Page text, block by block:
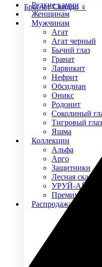
Редкие камни
Женщинам
Мужчинам
Агат
Агат черный
Бычий глаз
Гранат
Ларвикит
Нефрит
Обсидиан
Оникс
Родонит
Соколиный
Тигровый глаз
Яшма
Коллекции
Альфа
Арго
Защитники
Лесная сказка
УРУЙ-АЙХАЛ
Премиум
Распродажа
Браслет Скиддо ♀